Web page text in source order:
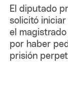
El diputado
solicitó
el
por haber
prisión